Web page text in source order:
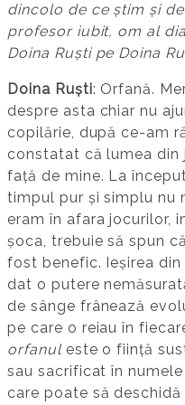
dincolo de ce știm și
profesor iubit, om al
Doina Ruști pe Doina
Doina Ruști: Orfană.
despre asta chiar nu
copilărie, după ce-am
constatat că lumea din
față de mine. La
timpul pur și simplu nu
eram în afara jocurilor,
șoca, trebuie să spun
fost benefic. Ieșirea
dat o putere
de sânge frânează
pe care o reiau în
orfanuleste o ființă
sau sacrificat în
care poate să